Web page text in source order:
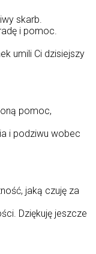
skarb.
i pomoc.
umili Ci dzisiejszy
pomoc,
i podziwu wobec
jaką czuję za
Dziękuję jeszcze